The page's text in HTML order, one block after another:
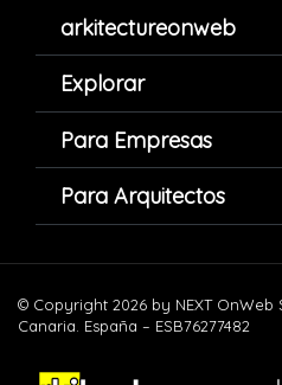
arkitectureonweb
Explorar
Para Empresas
Para Arquitectos
© Copyright 2026 by NEXT OnWeb
Canaria. España – ESB76277482